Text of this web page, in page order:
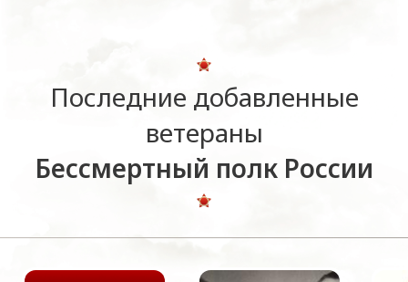
Последние добавленные
ветераны
Бессмертный полк России